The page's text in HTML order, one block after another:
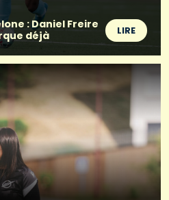
: Daniel Freire
déjà
LIRE